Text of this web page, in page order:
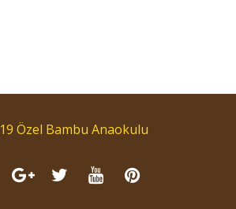
Özel Bambu Anaokulu